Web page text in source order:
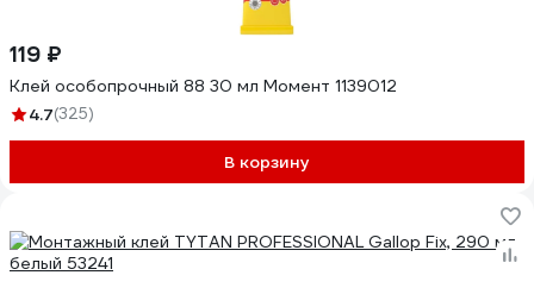
119 ₽
Клей особопрочный 88 30 мл Момент 1139012
4.7(325)
В корзину